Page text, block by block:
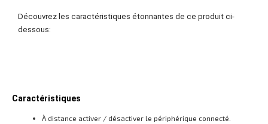
Découvrez les caractéristiques étonnantes de ce produit ci-
dessous:
Caractéristiques
À distance activer / désactiver le périphérique connecté.